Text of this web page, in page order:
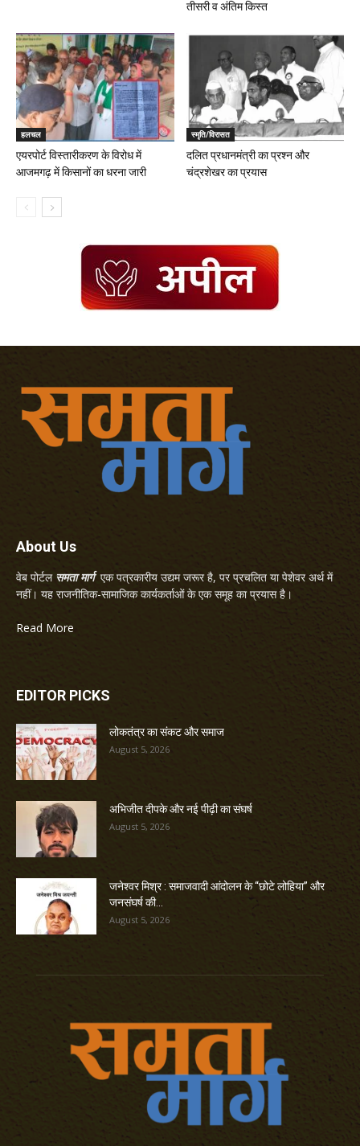
तीसरी व अंतिम किस्त
हलचल
एयरपोर्ट विस्तारीकरण के विरोध में
आजमगढ़ में किसानों का धरना जारी
स्मृति/विरासत
दलित प्रधानमंत्री का प्रश्न और
चंद्रशेखर का प्रयास
About Us
वेब पोर्टल समता मार्गएक पत्रकारीय उद्यम जरूर है, पर प्रचलित या पेशेवर अर्थ में
नहीं। यह राजनीतिक-सामाजिक कार्यकर्ताओं के एक समूह का प्रयास है।
Read More
EDITOR PICKS
लोकतंत्र का संकट और समाज
August 5, 2026
अभिजीत दीपके और नई पीढ़ी का संघर्ष
August 5, 2026
जनेश्वर मिश्र : समाजवादी आंदोलन के “छोटे लोहिया” और
जनसंघर्ष की...
August 5, 2026